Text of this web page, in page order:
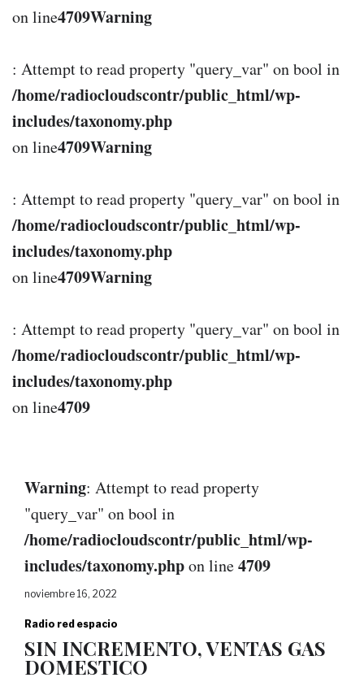
on line4709Warning
: Attempt to read property "query_var" on bool in
/home/radiocloudscontr/public_html/wp-
includes/taxonomy.php
on line4709Warning
: Attempt to read property "query_var" on bool in
/home/radiocloudscontr/public_html/wp-
includes/taxonomy.php
on line4709Warning
: Attempt to read property "query_var" on bool in
/home/radiocloudscontr/public_html/wp-
includes/taxonomy.php
on line4709
Warning: Attempt to read property
"query_var" on bool in
/home/radiocloudscontr/public_html/wp-
includes/taxonomy.phpon line4709
noviembre 16, 2022
Radio red espacio
SIN INCREMENTO, VENTAS GAS
DOMESTICO